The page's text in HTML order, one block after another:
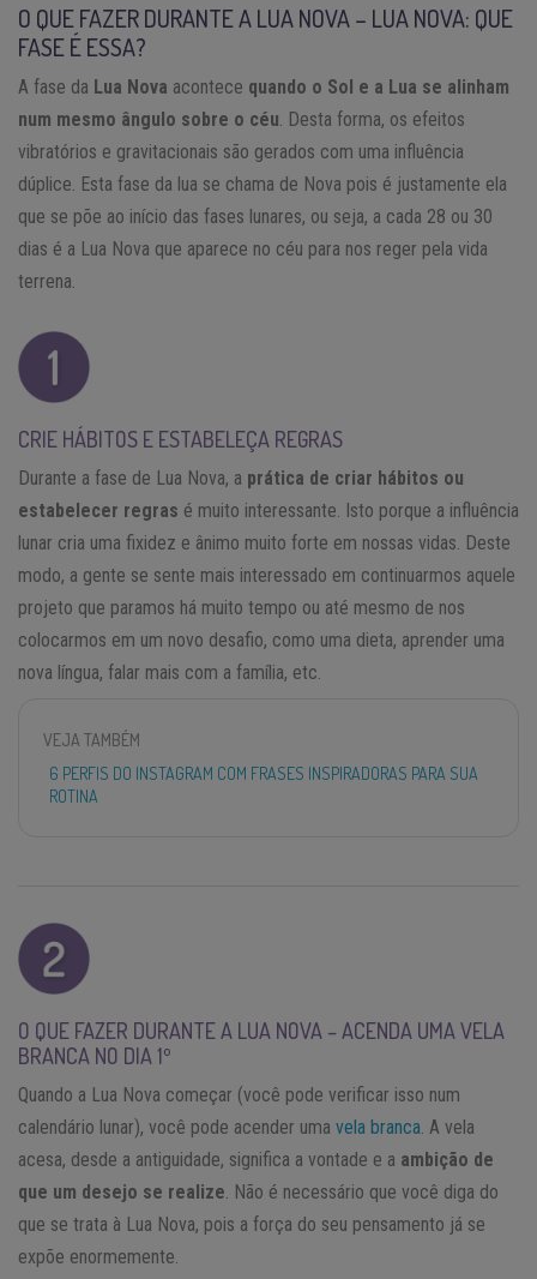
O QUE FAZER DURANTE A LUA NOVA – LUA NOVA: QUE
FASE É ESSA?
A fase da Lua Nova acontece quando o Sol e a Lua se alinham
num mesmo ângulo sobre o céu . Desta forma, os efeitos
vibratórios e gravitacionais são gerados com uma influência
dúplice. Esta fase da lua se chama de Nova pois é justamente ela
que se põe ao início das fases lunares, ou seja, a cada 28 ou 30
dias é a Lua Nova que aparece no céu para nos reger pela vida
terrena.
CRIE HÁBITOS E ESTABELEÇA REGRAS
Durante a fase de Lua Nova, a prática de criar hábitos ou
estabelecer regras é muito interessante. Isto porque a influência
lunar cria uma fixidez e ânimo muito forte em nossas vidas. Deste
modo, a gente se sente mais interessado em continuarmos aquele
projeto que paramos há muito tempo ou até mesmo de nos
colocarmos em um novo desafio, como uma dieta, aprender uma
nova língua, falar mais com a família, etc.
VEJA TAMBÉM
6 PERFIS DO INSTAGRAM COM FRASES INSPIRADORAS PARA SUA
ROTINA
O QUE FAZER DURANTE A LUA NOVA – ACENDA UMA VELA
BRANCA NO DIA 1º
Quando a Lua Nova começar (você pode verificar isso num
calendário lunar), você pode acender uma vela branca . A vela
acesa, desde a antiguidade, significa a vontade e a ambição de
que um desejo se realize . Não é necessário que você diga do
que se trata à Lua Nova, pois a força do seu pensamento já se
expõe enormemente.